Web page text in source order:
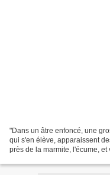
"Dans un âtre enfoncé, une
qui s'en élève, apparaissent
près de la marmite, l'écume,